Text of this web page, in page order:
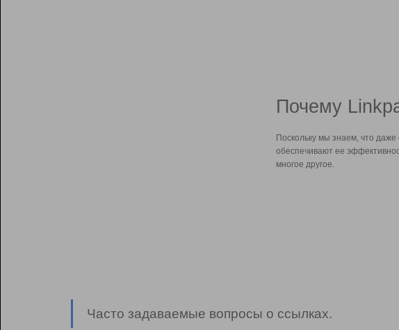
Почему
Поскольку мы знаем, что
обеспечивают ее
многое другое.
Часто задаваемые вопросы о ссылках.